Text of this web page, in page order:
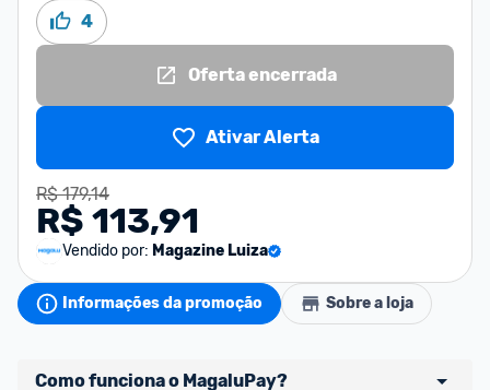
4
Oferta encerrada
Ativar Alerta
R$ 179,14
R$ 113,91
Vendido por: Magazine Luiza
Informações da promoção Sobre a loja
Como funciona o MagaluPay?